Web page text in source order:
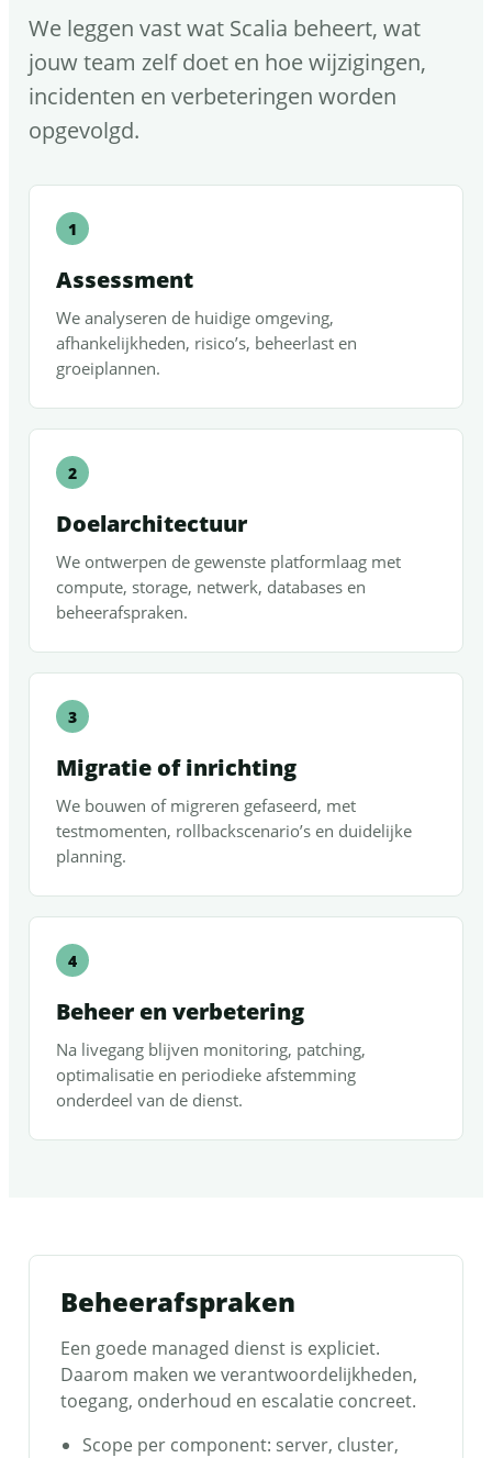
We leggen vast wat Scalia beheert, wat
jouw team zelf doet en hoe wijzigingen,
incidenten en verbeteringen worden
opgevolgd.
Assessment
We analyseren de huidige omgeving,
afhankelijkheden, risico’s, beheerlast en
groeiplannen.
Doelarchitectuur
We ontwerpen de gewenste platformlaag met
compute, storage, netwerk, databases en
beheerafspraken.
Migratie of inrichting
We bouwen of migreren gefaseerd, met
testmomenten, rollbackscenario’s en duidelijke
planning.
Beheer en verbetering
Na livegang blijven monitoring, patching,
optimalisatie en periodieke afstemming
onderdeel van de dienst.
Beheerafspraken
Een goede managed dienst is expliciet.
Daarom maken we verantwoordelijkheden,
toegang, onderhoud en escalatie concreet.
Scope per component: server, cluster,